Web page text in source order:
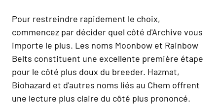
Pour restreindre rapidement le choix,
commencez par décider quel côté d'Archive vous
importe le plus. Les noms Moonbow et Rainbow
Belts constituent une excellente première étape
pour le côté plus doux du breeder. Hazmat,
Biohazard et d'autres noms liés au Chem offrent
une lecture plus claire du côté plus prononcé.